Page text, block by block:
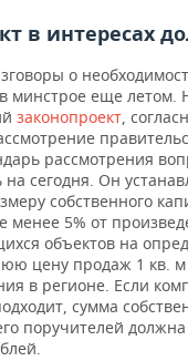
в интересах
о
в минстрое еще летом.
законопроект,
рассмотрения
на сегодня. Он
собственного
менее 5% от
объектов на
цену продаж 1 кв.
в регионе. Если
сумма
поручителей должна